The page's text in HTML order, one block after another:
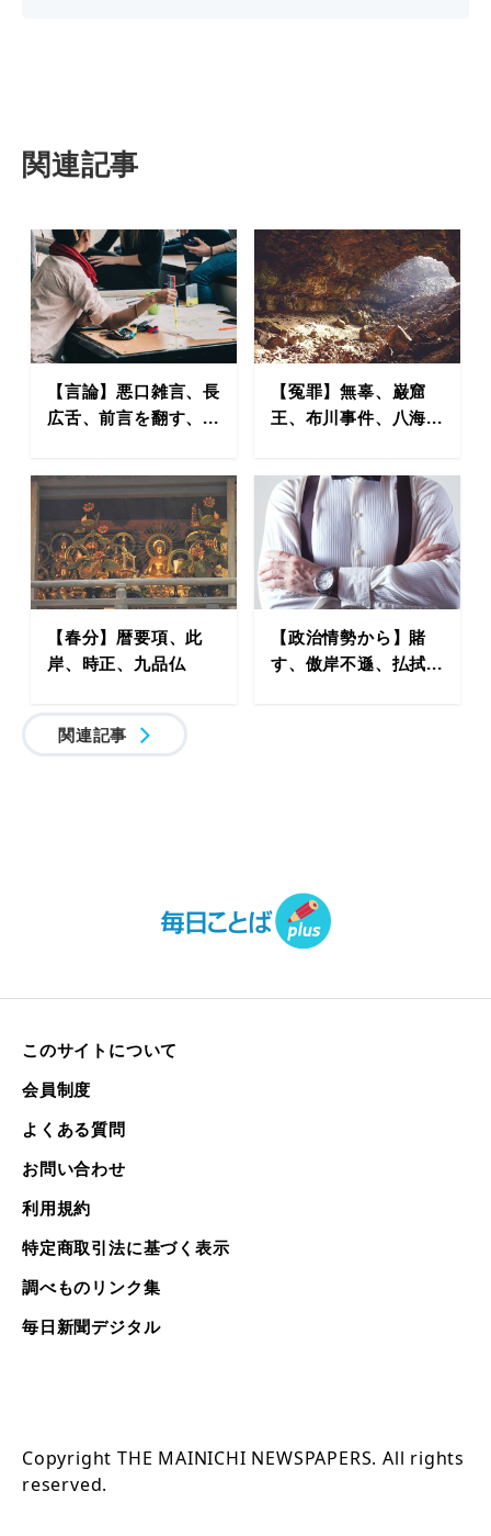
関連記事
【言論】悪口雑言、長
広舌、前言を翻す、...
【冤罪】無辜、巌窟
王、布川事件、八海...
【春分】暦要項、此
岸、時正、九品仏
【政治情勢から】賭
す、傲岸不遜、払拭...
関連記事
このサイトについて
会員制度
よくある質問
お問い合わせ
利用規約
特定商取引法に基づく表示
調べものリンク集
毎日新聞デジタル
Copyright THE MAINICHI NEWSPAPERS. All rights
reserved.